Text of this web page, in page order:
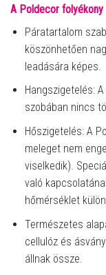
A Poldecor folyékony
Páratartalom
köszönhetően
leadására képes.
Hangszigetelés:
szobában nincs
Hőszigetelés: A
meleget nem
viselkedik).
való
hőmérséklet
Természetes
cellulóz és
állnak össze.